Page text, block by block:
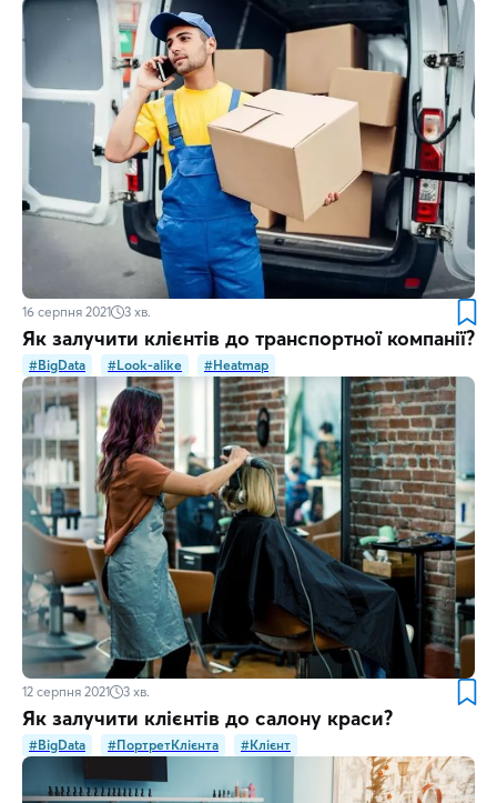
16 серпня 2021 3 хв.
Як залучити клієнтів до транспортної компанії?
#BigData #Look-alike #Heatmap
12 серпня 2021 3 хв.
Як залучити клієнтів до салону краси?
#BigData #ПортретКлієнта #Клієнт